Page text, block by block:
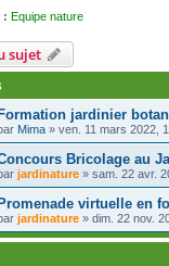
: Equipe nature
sujet
Formation jardinier
Mima » ven. 11 mars 2022,
Bricolage au
jardinature » sam. 22 avr.
Promenade virtuelle en
jardinature » dim. 22 nov.